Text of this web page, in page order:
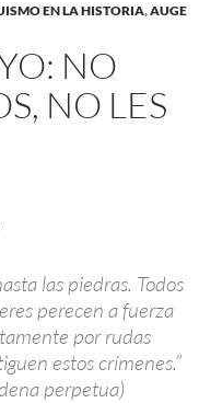
EN LA HISTORIA,AUGE
NO
NO LES
las piedras. Todos
perecen a fuerza
por rudas
estos crímenes.”
perpetua)